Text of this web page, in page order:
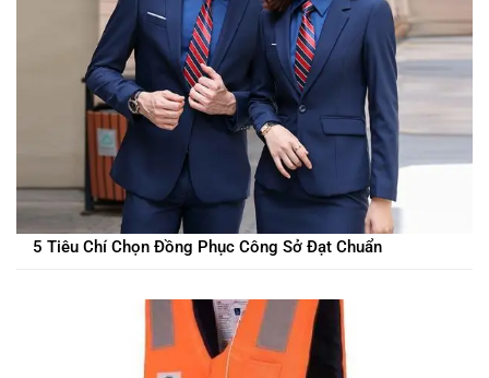
5 Tiêu Chí Chọn Đồng Phục Công Sở Đạt Chuẩn